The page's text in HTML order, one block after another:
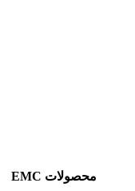
محصولات EMC